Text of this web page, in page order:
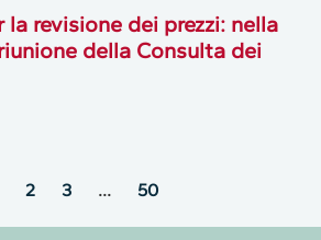
la revisione dei prezzi: nella
della Consulta dei
2 3 … 50